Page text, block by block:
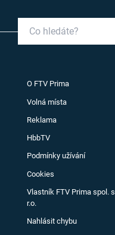
O FTV Prima
Volná místa
Reklama
HbbTV
Podmínky užívání
Cookies
Vlastník FTV Prima spol. s
r.o.
Nahlásit chybu